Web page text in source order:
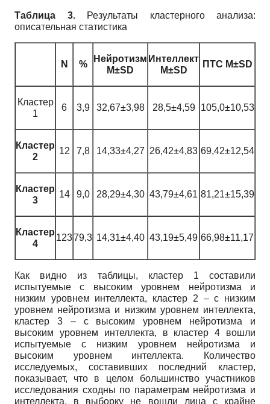
Таблица 3.
Результаты кластерного анализа:
описательная статистика
N %
Нейротизм
M±SD
Интеллект
M±SD
ПТС M±SD
Кластер
1
6 3,9 32,67±3,98 28,5±4,59 105,0±10,53
Кластер
2
12 7,8 14,33±4,27 26,42±4,83 69,42±12,54
Кластер
3
14 9,0 28,29±4,30 43,79±4,61 81,21±15,39
Кластер
4
12379,3 14,31±4,40 43,19±5,49 66,98±11,17
Как видно из таблицы, кластер 1 составили
испытуемые с высоким уровнем нейротизма и
низким уровнем интеллекта, кластер 2 – с низким
уровнем нейротизма и низким уровнем интеллекта,
кластер 3 – с высоким уровнем нейротизма и
высоким уровнем интеллекта, в кластер 4 вошли
испытуемые с низким уровнем нейротизма и
высоким уровнем интеллекта. Количество
исследуемых, составивших последний кластер,
показывает, что в целом большинство участников
исследования сходны по параметрам нейротизма и
интеллекта, в выборку не вошли лица с крайне